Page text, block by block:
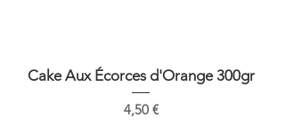
Cake Aux Écorces d'Orange 300gr
Prix
4,50 €